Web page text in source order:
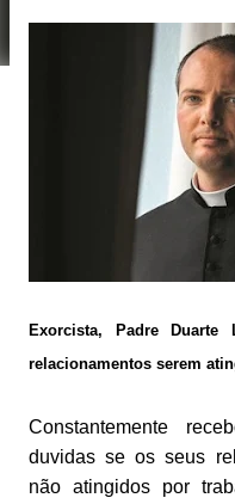
Exorcista, Padre
relacionamentos serem
Constantemente
duvidas se os seus
não atingidos por